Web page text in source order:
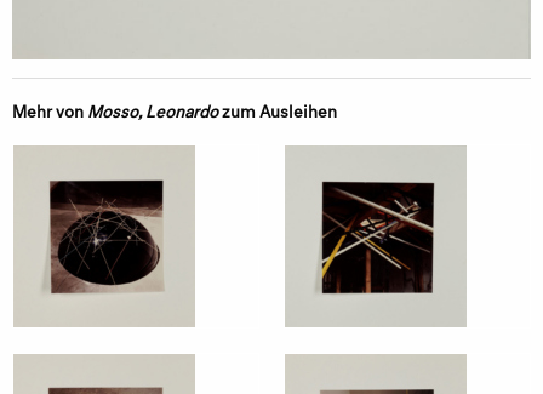
Mehr vonMosso, Leonardozum Ausleihen